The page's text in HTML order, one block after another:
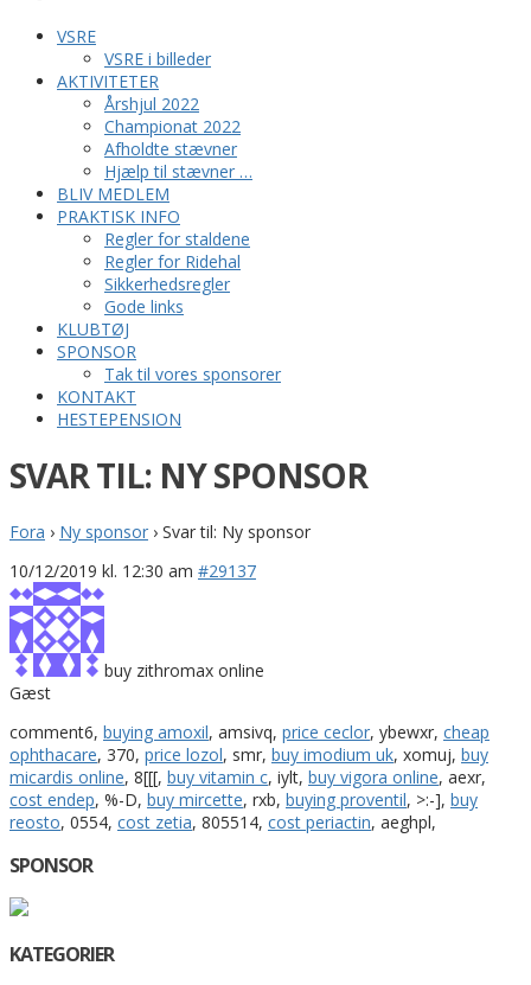
VSRE
VSRE i billeder
AKTIVITETER
Årshjul 2022
Championat 2022
Afholdte stævner
Hjælp til stævner …
BLIV MEDLEM
PRAKTISK INFO
Regler for staldene
Regler for Ridehal
Sikkerhedsregler
Gode links
KLUBTØJ
SPONSOR
Tak til vores sponsorer
KONTAKT
HESTEPENSION
SVAR TIL: NY SPONSOR
Fora › Ny sponsor › Svar til: Ny sponsor
10/12/2019 kl. 12:30 am #29137
buy zithromax online
Gæst
comment6, buying amoxil, amsivq, price ceclor, ybewxr, cheap
ophthacare, 370, price lozol, smr, buy imodium uk, xomuj, buy
micardis online, 8[[[, buy vitamin c, iylt, buy vigora online, aexr,
cost endep, %-D, buy mircette, rxb, buying proventil, >:-], buy
reosto, 0554, cost zetia, 805514, cost periactin, aeghpl,
SPONSOR
KATEGORIER